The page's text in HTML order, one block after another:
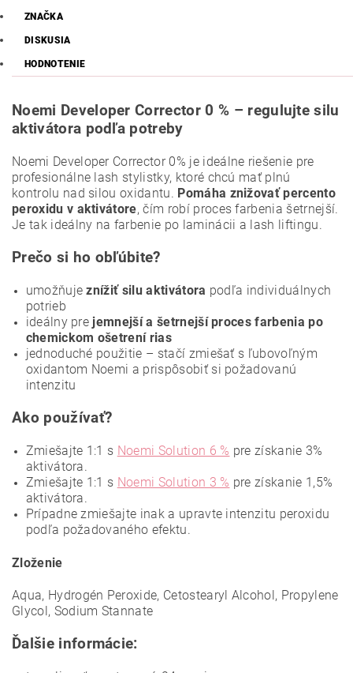
ZNAČKA
DISKUSIA
HODNOTENIE
Noemi Developer Corrector 0 % – regulujte silu
aktivátora podľa potreby
Noemi Developer Corrector 0% je ideálne riešenie pre
profesionálne lash stylistky, ktoré chcú mať plnú
kontrolu nad silou oxidantu. Pomáha znižovať percento
peroxidu v aktivátore, čím robí proces farbenia šetrnejší.
Je tak ideálny na farbenie po laminácii a lash liftingu.
Prečo si ho obľúbite?
umožňujeznížiť silu aktivátora podľa individuálnych
potrieb
ideálny pre jemnejší a šetrnejší proces farbenia po
chemickom ošetrení rias
jednoduché použitie – stačí zmiešať s ľubovoľným
oxidantom Noemi a prispôsobiť si požadovanú
intenzitu
Ako používať?
Zmiešajte 1:1 s Noemi Solution 6 % pre získanie 3%
aktivátora.
Zmiešajte 1:1 s Noemi Solution 3 % pre získanie 1,5%
aktivátora.
Prípadne zmiešajte inak a upravte intenzitu peroxidu
podľa požadovaného efektu.
Zloženie
Aqua, Hydrogén Peroxide, Cetostearyl Alcohol, Propylene
Glycol, Sodium Stannate
Ďalšie informácie: